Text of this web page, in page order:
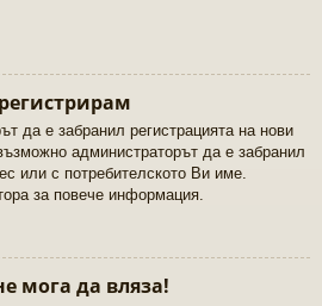
да е забранил регистрацията на нови
администраторът да е забранил
или с потребителското Ви име.
за повече информация.
мога да вляза!